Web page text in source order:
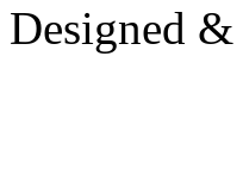
Designed